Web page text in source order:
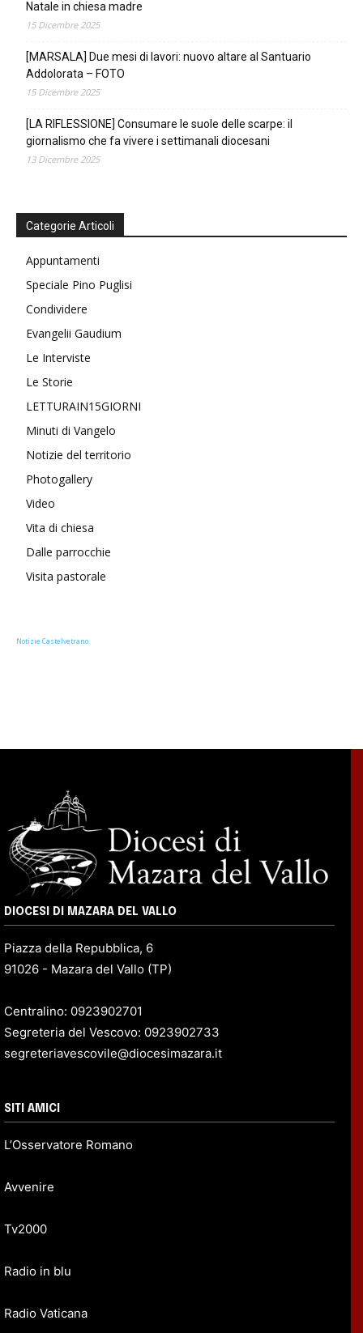
Natale in chiesa madre
15 Dicembre 2025
[MARSALA] Due mesi di lavori: nuovo altare al Santuario
Addolorata – FOTO
15 Dicembre 2025
[LA RIFLESSIONE] Consumare le suole delle scarpe: il
giornalismo che fa vivere i settimanali diocesani
13 Dicembre 2025
Categorie Articoli
Appuntamenti
Speciale Pino Puglisi
Condividere
Evangelii Gaudium
Le Interviste
Le Storie
LETTURAIN15GIORNI
Minuti di Vangelo
Notizie del territorio
Photogallery
Video
Vita di chiesa
Dalle parrocchie
Visita pastorale
Notizie Castelvetrano
DIOCESI DI MAZARA DEL VALLO
Piazza della Repubblica, 6
91026 - Mazara del Vallo (TP)
Centralino: 0923902701
Segreteria del Vescovo: 0923902733
segreteriavescovile@diocesimazara.it
SITI AMICI
L’Osservatore Romano
Avvenire
Tv2000
Radio in blu
Radio Vaticana